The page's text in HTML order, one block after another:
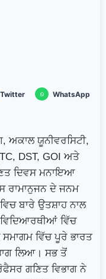
ਮਿਲਿਆ-ਲੁਧਿਆਣਾ
ਡੈਸਕ –ਖ਼ਾਸ ਰਿਪੋਰਟ
Benjamin Netanyahu
ਵਰਲਡ AI ਸਮਿੱਟ 2026
Twitter WhatsApp
ਅਕਾਲ ਯੂਨੀਵਰਸਿਟੀ,
DST, GOI ਅਤੇ
ਦਿਵਸ ਮਨਾਇਆ
ਰਾਮਾਨੁਜਨ ਦੇ ਜਨਮ
ਬਾਰੇ ਉਤਸ਼ਾਹ ਨਾਲ
ਵਿੱਚ
ਵਿੱਚ ਪੂਰੇ ਭਾਰਤ
ਲਿਆ। ਸਭ ਤੋਂ
ਗਣਿਤ ਵਿਭਾਗ ਨੇ